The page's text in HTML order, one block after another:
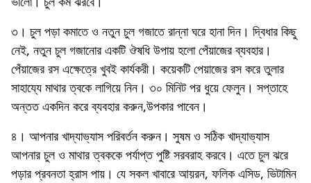
৩। চুল পড়া কমাতে ও নতুন চুল গজাতে রান্না ঘরে হানা দিন। দ্বিধার কিছু
নেই, নতুন চুল গজানোর একটি ঔষধি উপায় হলো পেঁয়াজের ব্যবহার।
পেঁয়াজের রস এক্ষেত্রে খুবই কার্যকরী। কয়েকটি পেয়াজের রস করে তুলার
সাহায্যে মাথার ত্বকে লাগিয়ে নিন। ৩০ মিনিট পর ধুয়ে ফেলুন। সপ্তাহে
অন্তত একদিন করে ব্যবহার করুন,উপকার পাবেন।
৪। আপনার খাদ্যাভ্যাস পরিবর্তন করুন। সুষম ও সঠিক খাদ্যাভ্যাস
আপনার চুল ও মাথার ত্বককে পর্যাপ্ত পুষ্টি সরবরাহ করবে। এতে চুল ঝরে
পড়ার প্রবনতা হ্রাস পায়। যে সকল খাবারে আয়রন, ফলিক এসিড, ভিটামিন